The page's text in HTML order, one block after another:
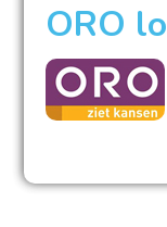
ORO